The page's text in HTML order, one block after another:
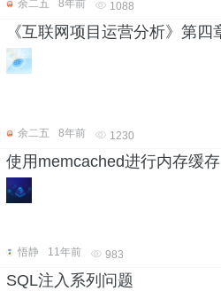
余二五
8年前 1088
余二五
8年前 1230
使用memcached进行内存缓存
悟静
11年前 983
SQL注入系列问题